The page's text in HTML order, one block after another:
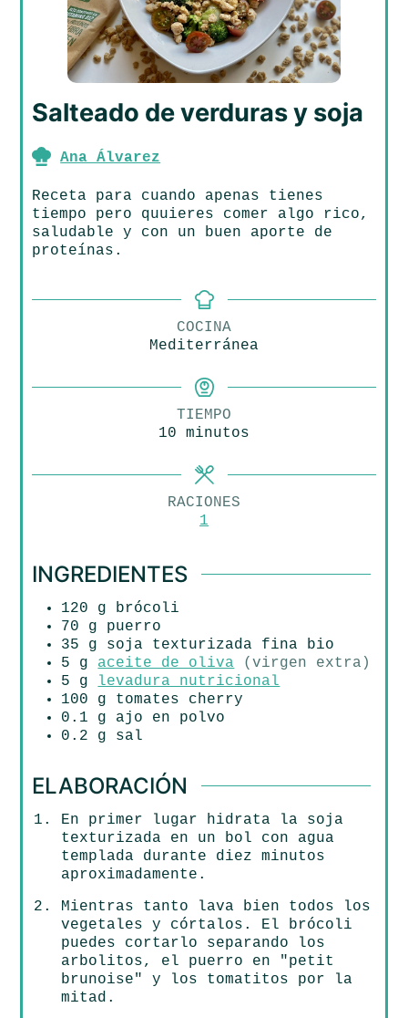
Salteado de verduras y soja
Ana Álvarez
Receta para cuando apenas tienes
tiempo pero quuieres comer algo rico,
saludable y con un buen aporte de
proteínas.
COCINA
Mediterránea
TIEMPO
10 minutos
minutos
RACIONES
1
INGREDIENTES
120 g
brócoli
70
g
puerro
35
g
soja texturizada fina bio
5
g aceite de oliva
(virgen extra)
5
g
levadura nutricional
100
g
tomates cherry
0.1
g
ajo en polvo
0.2
g sal
ELABORACIÓN
En primer lugar hidrata la soja
texturizada en un bol con agua
templada durante diez minutos
aproximadamente.
Mientras tanto lava bien todos los
vegetales y córtalos. El brócoli
puedes cortarlo separando los
arbolitos, el puerro en "petit
brunoise" y los tomatitos por la
mitad.